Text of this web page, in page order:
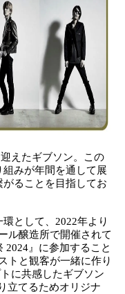
えたギブソン。この
みが年間を通して展
ることを目指してお
として、2022年より
ル醸造所で開催されて
2024』に参加すること
トと観客が一緒に作り
に共感したギブソン
立てるためオリジナ